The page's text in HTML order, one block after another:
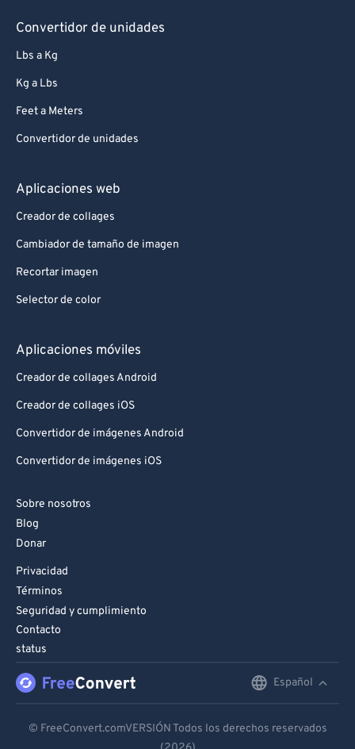
Convertidor de unidades
Lbs a Kg
Kg a Lbs
Feet a Meters
Convertidor de unidades
Aplicaciones web
Creador de collages
Cambiador de tamaño de imagen
Recortar imagen
Selector de color
Aplicaciones móviles
Creador de collages Android
Creador de collages iOS
Convertidor de imágenes Android
Convertidor de imágenes iOS
Sobre nosotros
Blog
Donar
Privacidad
Términos
Seguridad y cumplimiento
Contacto
status
Español
© FreeConvert.comVERSIÓN Todos los derechos reservados